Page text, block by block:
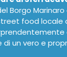
Borgo
food locale
un vero e